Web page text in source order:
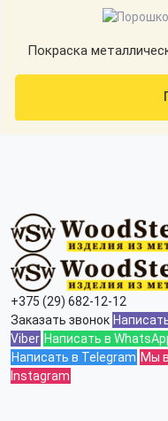
Покраска
+375 (29) 682-12-12
Заказать звонок
Viber Написать в
Написать в Telegram Мы в
Instagram